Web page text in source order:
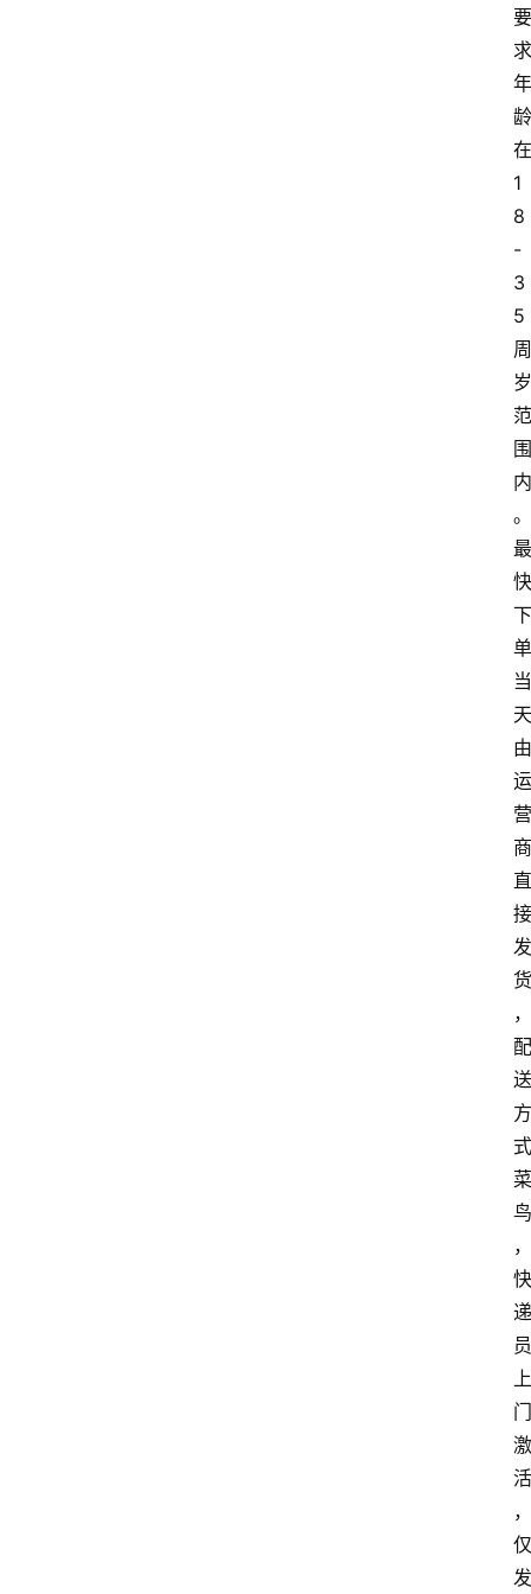
要
求
年
龄
在
1
8
-
3
5
周
岁
范
围
内
。
最
快
下
单
当
天
由
运
营
商
直
接
发
货
，
配
送
方
式
菜
鸟
，
快
递
员
上
门
激
活
，
仅
发